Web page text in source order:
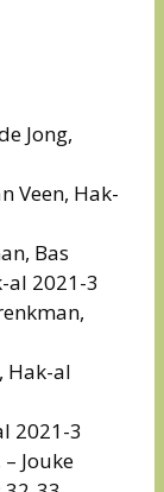
Jong,
Veen, Hak-
Bas
al 2021-3
Hak-al
2021-3
– Jouke